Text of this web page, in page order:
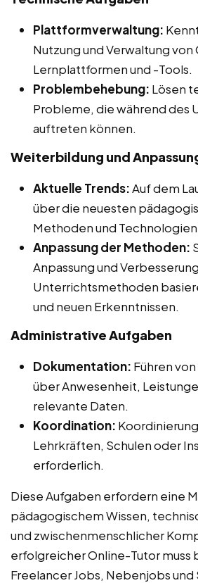
Plattformverwaltung:
Nutzung und Verwaltung von
Lernplattformen und -Tools.
Problembehebung: Lösen
Probleme, die während des
auftreten können.
Weiterbildung und
Aktuelle Trends:Auf dem
über die neuesten
Methoden und Technologien
Anpassung der Methoden:
Anpassung und
Unterrichtsmethoden
und neuen Erkenntnissen.
Administrative Aufgaben
Dokumentation: Führen
über Anwesenheit,
relevante Daten.
Koordination:
Lehrkräften, Schulen oder
erforderlich.
Diese Aufgaben erfordern eine
pädagogischem Wissen,
und zwischenmenschlicher
erfolgreicher Online-Tutor muss
Freelancer Jobs, Nebenjobs